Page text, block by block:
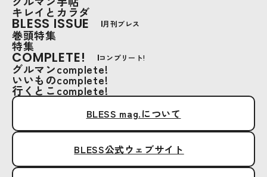
キレイとカラダ
BLESS ISSUE 月刊ブレス
巻頭特集
特集
COMPLETE! コンプリート!
グルマンcomplete!
いいものcomplete!
行くとこcomplete!
BLESS mag.について
BLESS公式ウェブサイト